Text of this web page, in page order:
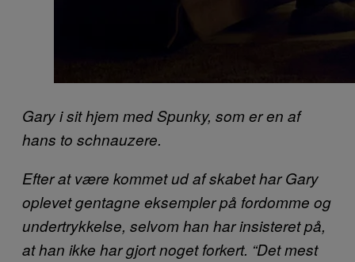
Gary i sit hjem med Spunky, som er en af
hans to schnauzere.
Efter at være kommet ud af skabet har Gary
oplevet gentagne eksempler på fordomme og
undertrykkelse, selvom han har insisteret på,
at han ikke har gjort noget forkert. “Det mest